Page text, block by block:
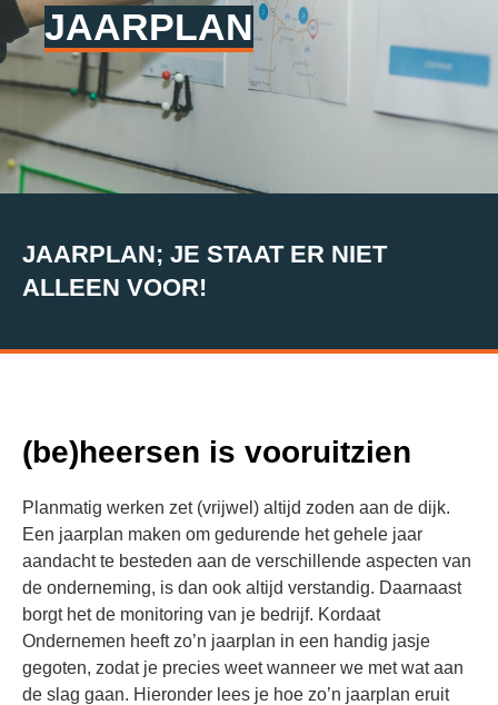
JAARPLAN
JAARPLAN; JE STAAT ER NIET
ALLEEN VOOR!
(be)heersen is vooruitzien
Planmatig werken zet (vrijwel) altijd zoden aan de dijk.
Een jaarplan maken om gedurende het gehele jaar
aandacht te besteden aan de verschillende aspecten van
de onderneming, is dan ook altijd verstandig. Daarnaast
borgt het de monitoring van je bedrijf. Kordaat
Ondernemen heeft zo’n jaarplan in een handig jasje
gegoten, zodat je precies weet wanneer we met wat aan
de slag gaan. Hieronder lees je hoe zo’n jaarplan eruit